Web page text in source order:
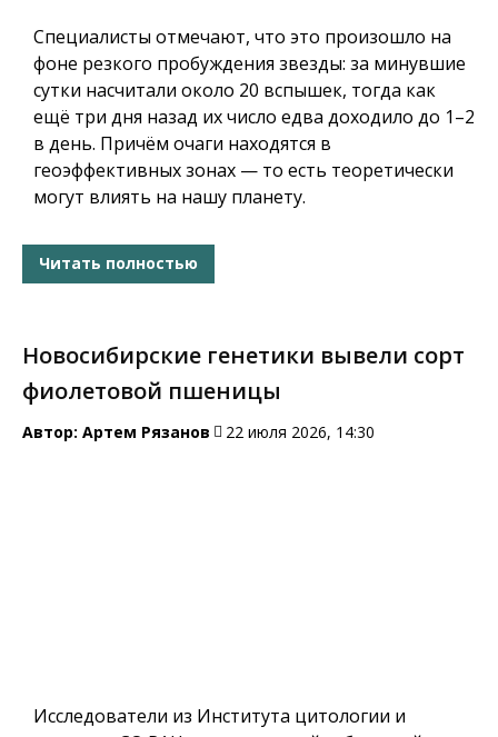
Специалисты отмечают, что это произошло на
фоне резкого пробуждения звезды: за минувшие
сутки насчитали около 20 вспышек, тогда как
ещё три дня назад их число едва доходило до 1–2
в день. Причём очаги находятся в
геоэффективных зонах — то есть теоретически
могут влиять на нашу планету.
Читать полностью
Новосибирские генетики вывели сорт
фиолетовой пшеницы
Автор: Артем Рязанов 22 июля 2026, 14:30
Исследователи из Института цитологии и